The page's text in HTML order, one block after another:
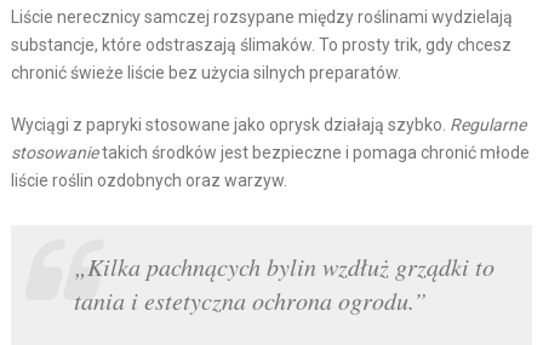
Liście nerecznicy samczej rozsypane między roślinami wydzielają
substancje, które odstraszają ślimaków. To prosty trik, gdy chcesz
chronić świeże liście bez użycia silnych preparatów.
Wyciągi z papryki stosowane jako oprysk działają szybko. Regularne
stosowanietakich środków jest bezpieczne i pomaga chronić młode
liście roślin ozdobnych oraz warzyw.
„Kilka pachnących bylin wzdłuż grządki to
tania i estetyczna ochrona ogrodu.”